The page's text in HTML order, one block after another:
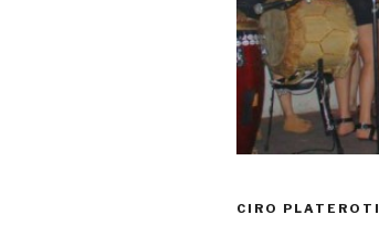
CIRO PLATEROTI